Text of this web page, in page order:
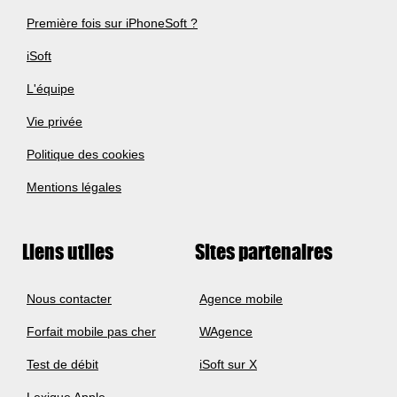
Première fois sur iPhoneSoft ?
iSoft
L'équipe
Vie privée
Politique des cookies
Mentions légales
Liens utiles
Nous contacter
Forfait mobile pas cher
Test de débit
Sites partenaires
Agence mobile
WAgence
iSoft sur X